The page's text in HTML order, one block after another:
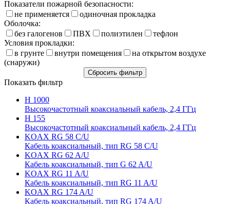
Показатели пожарной безопасности:
не применяется
одиночная прокладка
Оболочка:
без галогенов
ПВХ полиэтилен
тефлон
Условия прокладки:
в грунте
внутри помещения
на открытом воздухе
(снаружи)
Показать фильтр
H 1000
Высокочастотный коаксиальный кабель, 2,4 ГГц
H 155
Высокочастотный коаксиальный кабель, 2,4 ГГц
KOAX RG 58 C/U
Кабель коаксиальный, тип RG 58 C/U
KOAX RG 62 A/U
Кабель коаксиальный, тип G 62 A/U
KOAX RG 11 A/U
Кабель коаксиальный, тип RG 11 A/U
KOAX RG 174 A/U
Кабель коаксиальный, тип RG 174 A/U